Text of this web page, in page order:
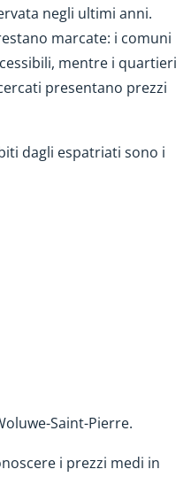
negli ultimi anni.
marcate: i comuni
mentre i quartieri
presentano prezzi
dagli espatriati sono i
Saint-Pierre.
i prezzi medi in